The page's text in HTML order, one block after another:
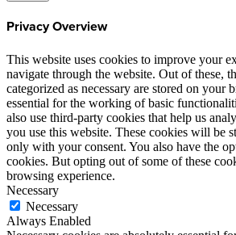
Privacy Overview
This website uses cookies to improve your
navigate through the website. Out of these,
categorized as necessary are stored on your
essential for the working of basic
also use third-party cookies that help us
you use this website. These cookies will be
only with your consent. You also have the
cookies. But opting out of some of these
browsing experience.
Necessary
Necessary
Always Enabled